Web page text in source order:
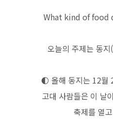
What kind of food
오늘의 주제는 동
🌓 올해 동지는 12월
고대 사람들은 이 날
축제를 열